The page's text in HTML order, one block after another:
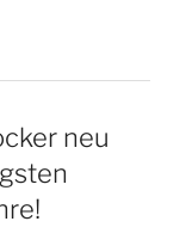
neu